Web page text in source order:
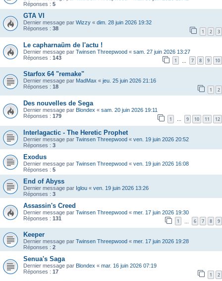
Réponses : 5
GTA VI
Dernier message par Wizzy « dim. 28 juin 2026 19:32
Réponses : 38 1 2 3
Le capharnaüm de l'actu !
Dernier message par Twinsen Threepwood « sam. 27 juin 2026 13:27
Réponses : 143 1 7 8 9 10
Starfox 64 "remake"
Dernier message par MadMax « jeu. 25 juin 2026 21:16
Réponses : 18 1 2
Des nouvelles de Sega
Dernier message par Blondex « sam. 20 juin 2026 19:11
Réponses : 179 1 … 9 10 11 12
Interlagactic - The Heretic Prophet
Dernier message par Twinsen Threepwood « ven. 19 juin 2026 20:52
Réponses : 3
Exodus
Dernier message par Twinsen Threepwood « ven. 19 juin 2026 16:08
Réponses : 5
End of Abyss
Dernier message par Iglou « ven. 19 juin 2026 13:26
Réponses : 3
Assassin's Creed
Dernier message par Twinsen Threepwood « mer. 17 juin 2026 19:30
Réponses : 131 1 6 7 8 9
Keeper
Dernier message par Twinsen Threepwood « mer. 17 juin 2026 19:28
Réponses : 2
Senua's Saga
Dernier message par Blondex « mar. 16 juin 2026 07:19
Réponses : 17 1 2